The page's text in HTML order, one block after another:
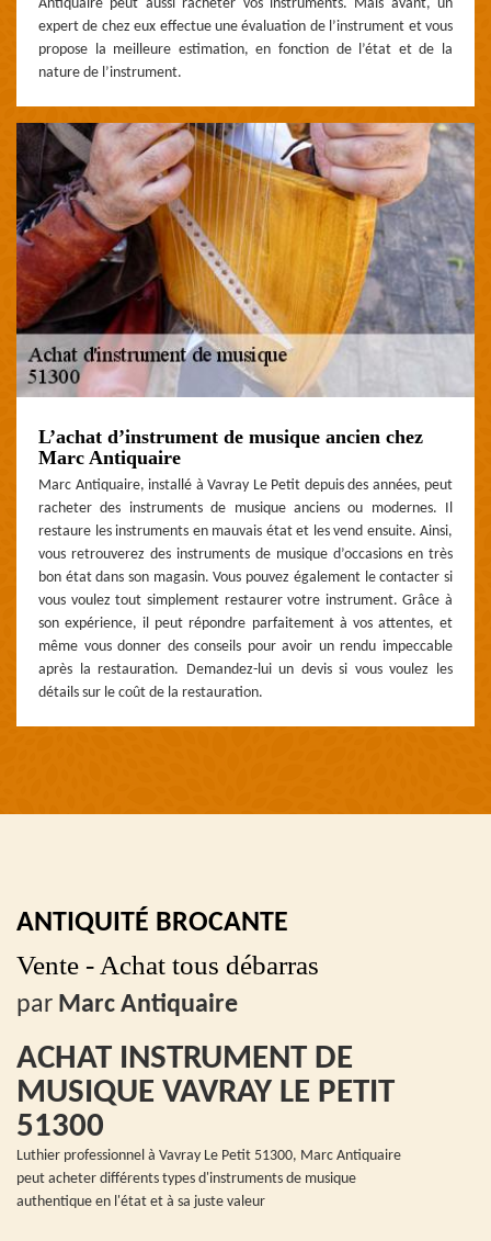
Antiquaire peut aussi racheter vos instruments. Mais avant, un
expert de chez eux effectue une évaluation de l’instrument et vous
propose la meilleure estimation, en fonction de l’état et de la
nature de l’instrument.
L’achat d’instrument de musique ancien chez
Marc Antiquaire
Marc Antiquaire, installé à Vavray Le Petit depuis des années, peut
racheter des instruments de musique anciens ou modernes. Il
restaure les instruments en mauvais état et les vend ensuite. Ainsi,
vous retrouverez des instruments de musique d’occasions en très
bon état dans son magasin. Vous pouvez également le contacter si
vous voulez tout simplement restaurer votre instrument. Grâce à
son expérience, il peut répondre parfaitement à vos attentes, et
même vous donner des conseils pour avoir un rendu impeccable
après la restauration. Demandez-lui un devis si vous voulez les
détails sur le coût de la restauration.
ANTIQUITÉ BROCANTE
Vente - Achat tous débarras
par Marc Antiquaire
ACHAT INSTRUMENT DE
MUSIQUE VAVRAY LE PETIT
51300
Luthier professionnel à Vavray Le Petit 51300, Marc Antiquaire
peut acheter différents types d'instruments de musique
authentique en l'état et à sa juste valeur